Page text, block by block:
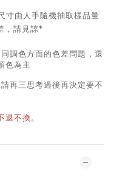
寸由人手隨機抽取樣品量
，請見諒*
調色方面的色差問題，還
色為主
再三思考過後再決定要不
退不換。